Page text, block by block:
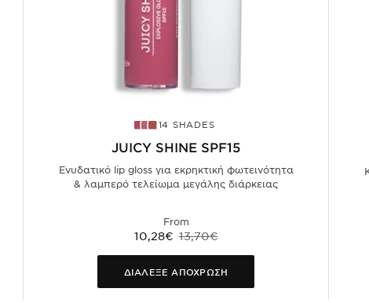
14 SHADES
JUICY SHINE SPF15
Ενυδατικό lip gloss για εκρηκτική φωτεινότητα
& λαμπερό τελείωμα μεγάλης διάρκειας
From
10,28€ 13,70€
ΔΙΑΛΕΞΕ ΑΠΟΧΡΩΣΗ